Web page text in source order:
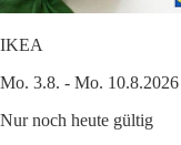
IKEA
Mo. 3.8. - Mo. 10.8.2026
Nur noch heute gültig